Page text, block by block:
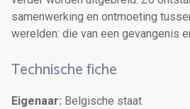
samenwerking en ontmoeting
werelden: die van een gevangenis
Technische fiche
Eigenaar: Belgische staat